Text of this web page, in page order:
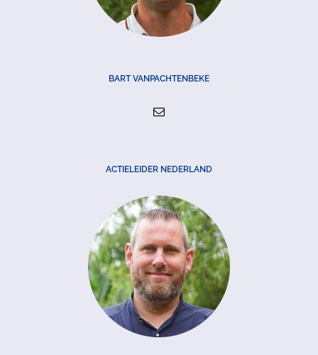
BART VANPACHTENBEKE
ACTIELEIDER NEDERLAND